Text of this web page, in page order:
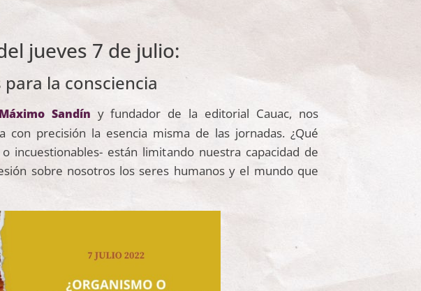
jueves 7 de julio:
la consciencia
Máximo Sandín y fundador de la editorial Cauac, nos
con precisión la esencia misma de las jornadas. ¿Qué
incuestionables- están limitando nuestra capacidad de
sobre nosotros los seres humanos y el mundo que